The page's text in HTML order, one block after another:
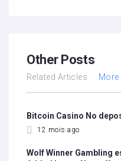
Other Posts
Related Articles
Bitcoin Casino No
12 mois ago
Wolf Winner Gambling